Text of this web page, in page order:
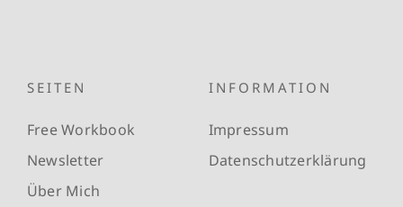
SEITEN
Free Workbook
Newsletter
Über Mich
INFORMATION
Impressum
Datenschutzerklärung